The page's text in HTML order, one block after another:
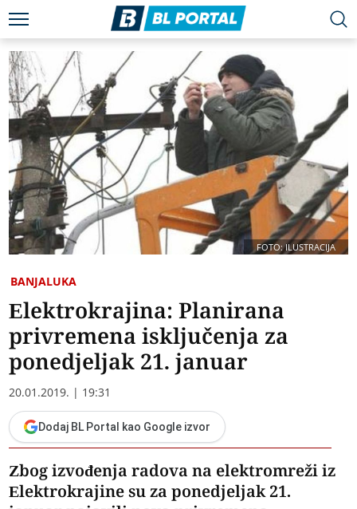
FOTO: ILUSTRACIJA
BANJALUKA
Elektrokrajina: Planirana
privremena isključenja za
ponedjeljak 21. januar
20.01.2019. | 19:31
Dodaj BL Portal kao Google izvor
Zbog izvođenja radova na elektromreži iz
Elektrokrajine su za ponedjeljak 21.